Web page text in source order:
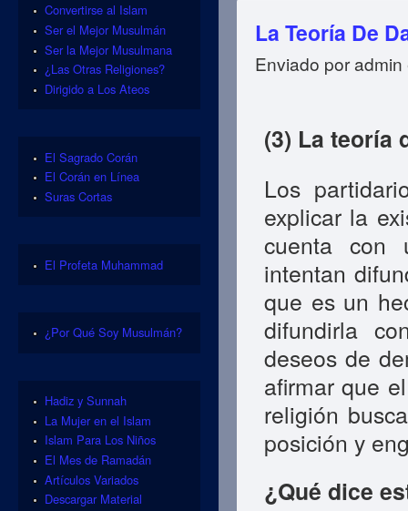
La Teoría De
Enviado poradmin
(3) La teoría
Los
explicar la
cuenta con
intentan
que es un
difundirla
deseos de
afirmar que
religión
posición y
¿Qué dice
Convertirse al Islam
Ser el Mejor Musulmán
Ser la Mejor Musulmana
¿Las Otras Religiones?
Dirigido a Los Ateos
El Sagrado Corán
El Corán en Línea
Suras Cortas
El Profeta Muhammad
¿Por Qué Soy Musulmán?
Hadiz y Sunnah
La Mujer en el Islam
Islam Para Los Niños
El Mes de Ramadán
Artículos Variados
Descargar Material